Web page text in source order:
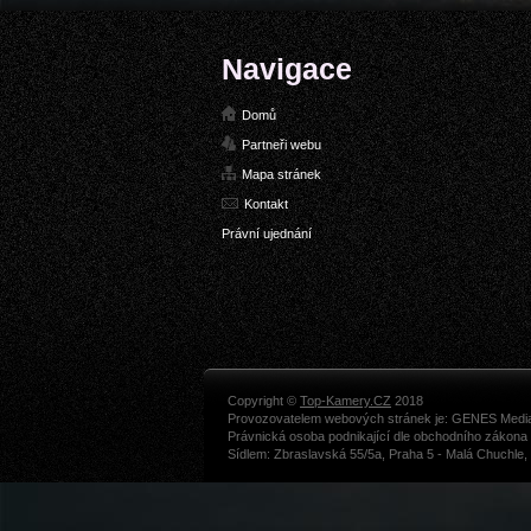
Navigace
Domů
Partneři webu
Mapa stránek
Kontakt
Právní ujednání
Copyright © Top-Kamery.CZ 2018
Provozovatelem webových stránek je: GENES
Právnická osoba podnikající dle obchodního
Sídlem: Zbraslavská 55/5a, Praha 5 - Malá Chuchle,